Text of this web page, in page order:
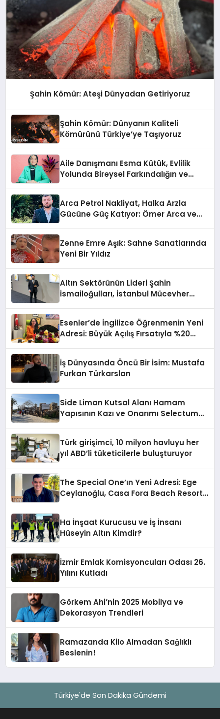
Şahin Kömür: Ateşi Dünyadan Getiriyoruz
Şahin Kömür: Dünyanın Kaliteli
Kömürünü Türkiye’ye Taşıyoruz
Aile Danışmanı Esma Kütük, Evlilik
Yolunda Bireysel Farkındalığın ve
Arca Petrol Nakliyat, Halka Arzla
Gücüne Güç Katıyor: Ömer Arca ve
Zenne Emre Aşık: Sahne Sanatlarında
Yeni Bir Yıldız
Altın Sektörünün Lideri Şahin
İsmailoğulları, İstanbul Mücevher
Esenler’de İngilizce Öğrenmenin Yeni
Adresi: Büyük Açılış Fırsatıyla %20
İş Dünyasında Öncü Bir İsim: Mustafa
Furkan Türkarslan
Side Liman Kutsal Alanı Hamam
Yapısının Kazı ve Onarımı Selectum
Türk girişimci, 10 milyon havluyu her
yıl ABD’li tüketicilerle buluşturuyor
The Special One’ın Yeni Adresi: Ege
Ceylanoğlu, Casa Fora Beach Resort
Ha İnşaat Kurucusu ve İş İnsanı
Hüseyin Altın Kimdir?
İzmir Emlak Komisyoncuları Odası 26.
Yılını Kutladı
Görkem Ahi’nin 2025 Mobilya ve
Dekorasyon Trendleri
Ramazanda Kilo Almadan Sağlıklı
Beslenin!
Türkiye'de Son Dakika Gündemi